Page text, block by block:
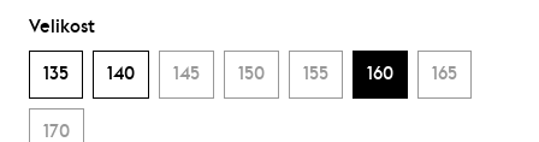
Velikost
135 140 145 150 155 160 165
170